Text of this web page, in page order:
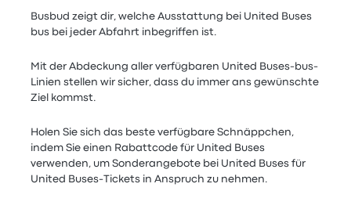
Busbud zeigt dir, welche Ausstattung bei United Buses
bus bei jeder Abfahrt inbegriffen ist.
Mit der Abdeckung aller verfügbaren United Buses-bus-
Linien stellen wir sicher, dass du immer ans gewünschte
Ziel kommst.
Holen Sie sich das beste verfügbare Schnäppchen,
indem Sie einen Rabattcode für United Buses
verwenden, um Sonderangebote bei United Buses für
United Buses-Tickets in Anspruch zu nehmen.